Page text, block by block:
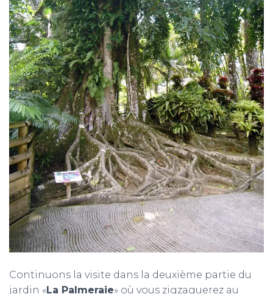
Continuons la visite dans la deuxième partie du
jardin «La Palmeraie» où vous zigzaguerez au